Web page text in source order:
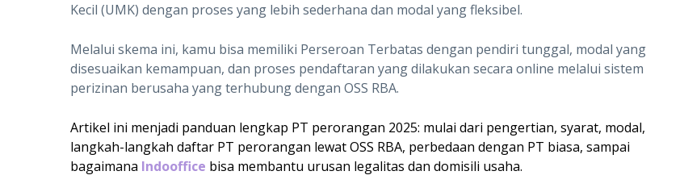
Kecil (UMK) dengan proses yang lebih sederhana dan modal yang fleksibel.
Melalui skema ini, kamu bisa memiliki Perseroan Terbatas dengan pendiri tunggal, modal yang
disesuaikan kemampuan, dan proses pendaftaran yang dilakukan secara online melalui sistem
perizinan berusaha yang terhubung dengan OSS RBA.
Artikel ini menjadi panduan lengkap PT perorangan 2025: mulai dari pengertian, syarat, modal,
langkah-langkah daftar PT perorangan lewat OSS RBA, perbedaan dengan PT biasa, sampai
bagaimana Indooffice bisa membantu urusan legalitas dan domisili usaha.